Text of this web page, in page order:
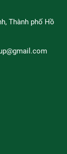
Thành phố Hồ